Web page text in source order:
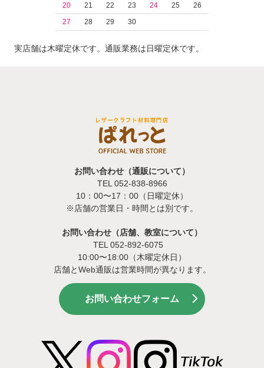
20
21 22 23 24 25
26
27
28 29 30
実店舗は木曜定休です。通販業務は日曜定休です。
お問い合わせ（通販について）
TEL 052-838-8966
10：00〜17：00（日曜定休）
※店舗の営業日・時間とは別です。
お問い合わせ（店舗、教室について）
TEL 052-892-6075
10:00〜18:00（木曜定休日）
店舗とWeb通販は営業時間が異なります。
お問い合わせフォーム